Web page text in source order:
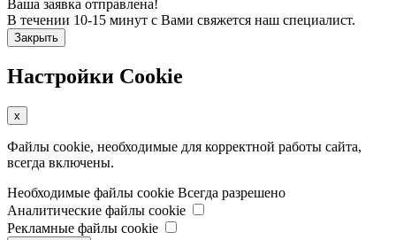
Ваша заявка отправлена!
В течении 10-15 минут с Вами свяжется наш специалист.
Закрыть
Настройки Cookie
x
Файлы cookie, необходимые для корректной работы сайта,
всегда включены.
Необходимые файлы cookie Всегда разрешено
Аналитические файлы cookie
Рекламные файлы cookie